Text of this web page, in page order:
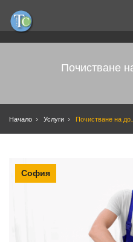
Почистване
Начало Услуги
София